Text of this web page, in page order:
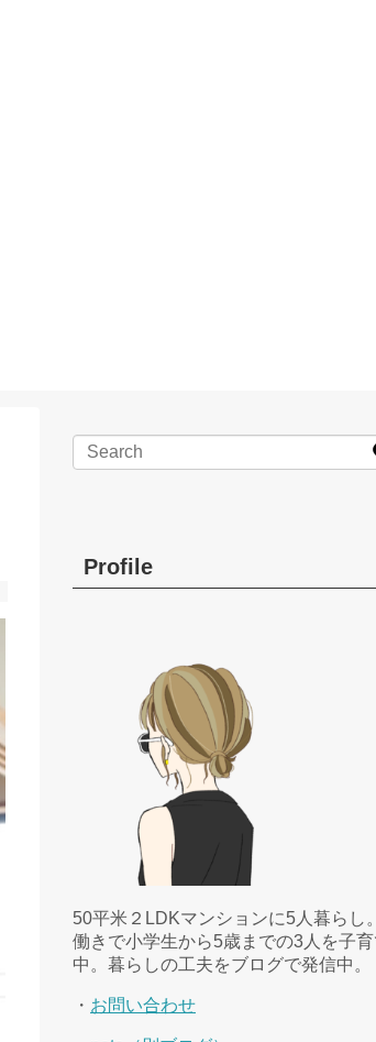
Profile
50平米２LDKマンションに5人暮らし
働きで小学生から5歳までの3人を子育
中。暮らしの工夫をブログで発信中。
・ お問い合わせ